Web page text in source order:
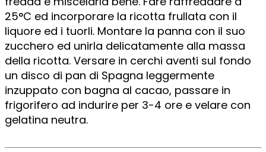
25°C ed incorporare la ricotta frullata con il
liquore ed i tuorli. Montare la panna con il suo
zucchero ed unirla delicatamente alla massa
della ricotta. Versare in cerchi aventi sul fondo
un disco di pan di Spagna leggermente
inzuppato con bagna al cacao, passare in
frigorifero ad indurire per 3-4 ore e velare con
gelatina neutra.